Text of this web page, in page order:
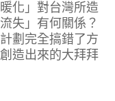
化」對台灣所造
失」有何關係？
劃完全搞錯了方
造出來的大拜拜